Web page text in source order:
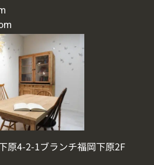
原4-2-1ブランチ福岡下原2F